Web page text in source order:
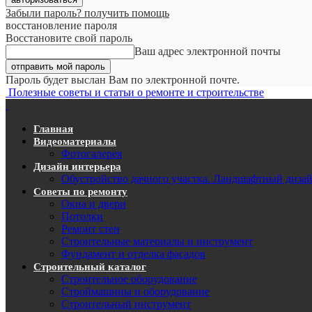
Забыли пароль? получить помощь
восстановление пароля
Восстановите свой пароль
Ваш адрес электронной почты
Пароль будет выслан Вам по электронной почте.
Полезные советы и статьи о ремонте и строительстве
Главная
Видеоматериалы
Фотогалерея
Дизайн интерьера
Обустройство дачного участка. Ландшафтный
Советы по ремонту
Окна и двери
Потолки
Ремонт стен
Строительные материалы и инструмент
Фундамент и отделка фасадов
Строительный каталог
Строительное оборудование
Строймашины и оборудование
Строительный инструмент